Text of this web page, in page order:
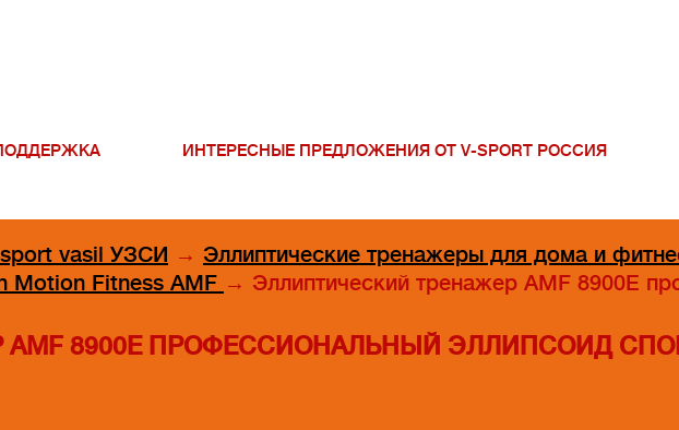
ИНТЕРЕСНЫЕ ПРЕДЛОЖЕНИЯ ОТ V-SPORT РОССИЯ
vasil УЗСИ → Эллиптические тренажеры для дома и
Motion Fitness AMF → Эллиптический тренажер AMF 8900E
8900E ПРОФЕССИОНАЛЬНЫЙ ЭЛЛИПСОИД